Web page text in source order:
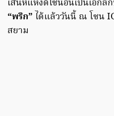
เสน่ห์แห่งดีไซน์อันเป็นเอก
“พริก” ได้แล้ววันนี้ ณ โซน
สยาม